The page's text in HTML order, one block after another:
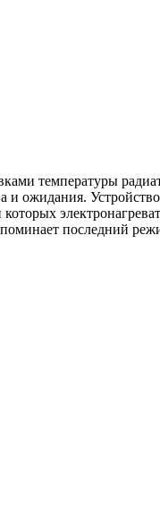
температуры
и ожидания.
которых
последний